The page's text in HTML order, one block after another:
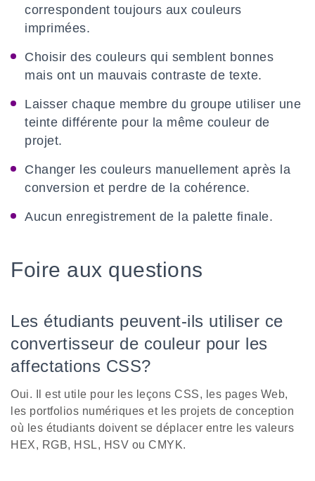
correspondent toujours aux couleurs
imprimées.
Choisir des couleurs qui semblent bonnes
mais ont un mauvais contraste de texte.
Laisser chaque membre du groupe utiliser une
teinte différente pour la même couleur de
projet.
Changer les couleurs manuellement après la
conversion et perdre de la cohérence.
Aucun enregistrement de la palette finale.
Foire aux questions
Les étudiants peuvent-ils utiliser ce
convertisseur de couleur pour les
affectations CSS?
Oui. Il est utile pour les leçons CSS, les pages Web,
les portfolios numériques et les projets de conception
où les étudiants doivent se déplacer entre les valeurs
HEX, RGB, HSL, HSV ou CMYK.